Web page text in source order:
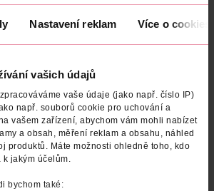
Nastavení reklam Více o cookies
vašich údajů
zpracováváme vaše údaje (jako např. číslo IP)
např. souborů cookie pro uchování a
vašem zařízení, abychom vám mohli nabízet
a obsah, měření reklam a obsahu, náhled
produktů. Máte možnosti ohledně toho, kdo
jakým účelům.
bychom také:
& antistres
DO KOŠÍKU
Obj. č.: 1331936